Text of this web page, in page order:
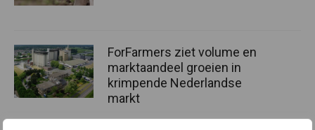
ForFarmers ziet volume en
marktaandeel groeien in
krimpende Nederlandse
markt